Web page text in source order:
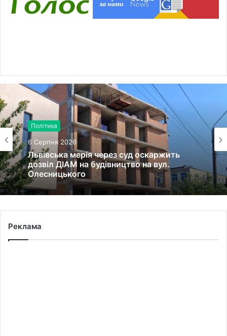
Політика
6 Серпня 2026
Львівська мерія через суд оскаржить
дозвіл ДІАМ на будівництво на вул.
Олесницького
Реклама